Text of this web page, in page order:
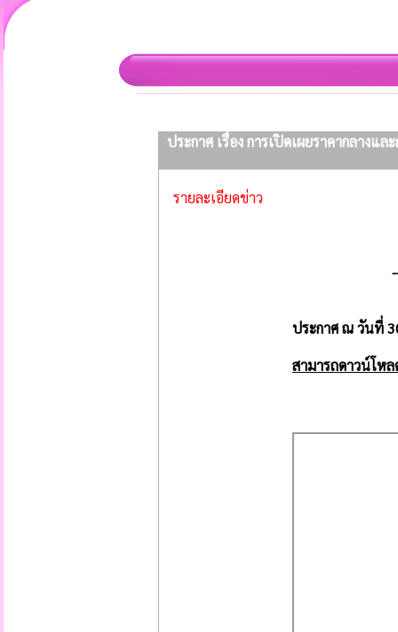
ประกาศ เรื่อง การเปิดเผยราคากลาง
รายละเอียดข่าว
ประกาศ ณ วันที่
สามารถดาวน์โห